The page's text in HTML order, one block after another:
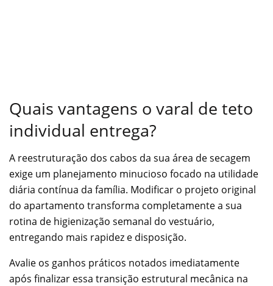
Quais vantagens o varal de teto
individual entrega?
A reestruturação dos cabos da sua área de secagem
exige um planejamento minucioso focado na utilidade
diária contínua da família. Modificar o projeto original
do apartamento transforma completamente a sua
rotina de higienização semanal do vestuário,
entregando mais rapidez e disposição.
Avalie os ganhos práticos notados imediatamente
após finalizar essa transição estrutural mecânica na